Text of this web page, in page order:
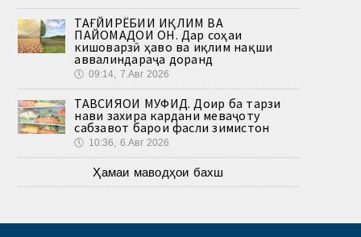
ТАҒЙИРЁБИИ ИҚЛИМ ВА
ПАЙОМАДҲОИ ОН. Дар соҳаи
кишоварзӣ ҳаво ва иқлим нақши
аввалиндараҷа доранд
🕔 09:14, 7.Авг 2026
ТАВСИЯҲОИ МУФИД. Доир ба тарзи
нави захира кардани меваҷоту
сабзавот барои фасли зимистон
🕔 10:36, 6.Авг 2026
Ҳамаи маводҳои бахш